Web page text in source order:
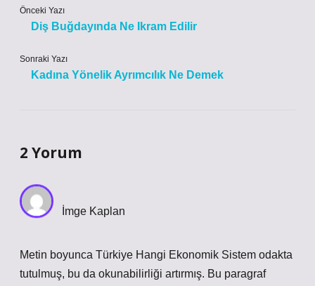
Önceki Yazı
Diş Buğdayında Ne Ikram Edilir
Sonraki Yazı
Kadına Yönelik Ayrımcılık Ne Demek
2 Yorum
İmge Kaplan
Metin boyunca Türkiye Hangi Ekonomik Sistem odakta
tutulmuş, bu da okunabilirliği artırmış. Bu paragraf